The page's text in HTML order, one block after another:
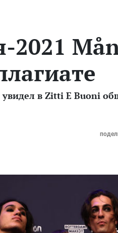
2021
в Zitti E Buoni